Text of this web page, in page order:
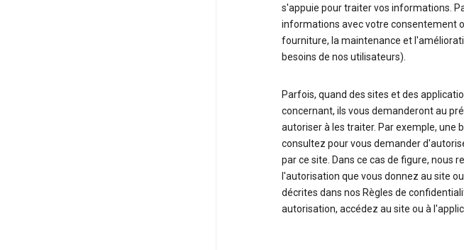
s'appuie pour traiter vos informations.
informations avec votre consentement
fourniture, la maintenance et
besoins de nos utilisateurs).
Parfois, quand des sites et des
concernant, ils vous demanderont au
autoriser à les traiter. Par exemple, une
consultez pour vous demander
par ce site. Dans ce cas de figure, nous
l'autorisation que vous donnez au site
décrites dans nos Règles de
autorisation, accédez au site ou à